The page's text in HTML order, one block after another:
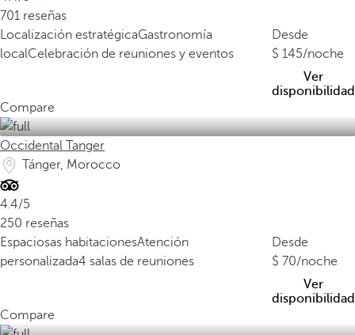
701 reseñas
Localización estratégicaGastronomía
localCelebración de reuniones y eventos
Desde
145/noche
Ver
disponibilidad
Compare
Occidental Tanger
Tánger, Morocco
4.4/5
250 reseñas
Espaciosas habitacionesAtención
personalizada4 salas de reuniones
Desde
70/noche
Ver
disponibilidad
Compare